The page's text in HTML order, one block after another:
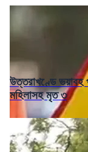
উত্তরাখণ্ডে ভয়াবহ
মহিলাসহ মৃত ৩